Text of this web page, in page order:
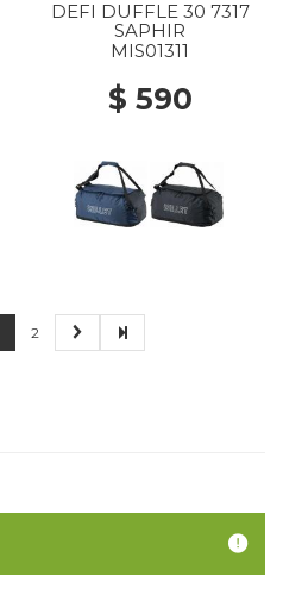
DEFI DUFFLE 30 7317
SAPHIR
MIS01311
$ 590
2